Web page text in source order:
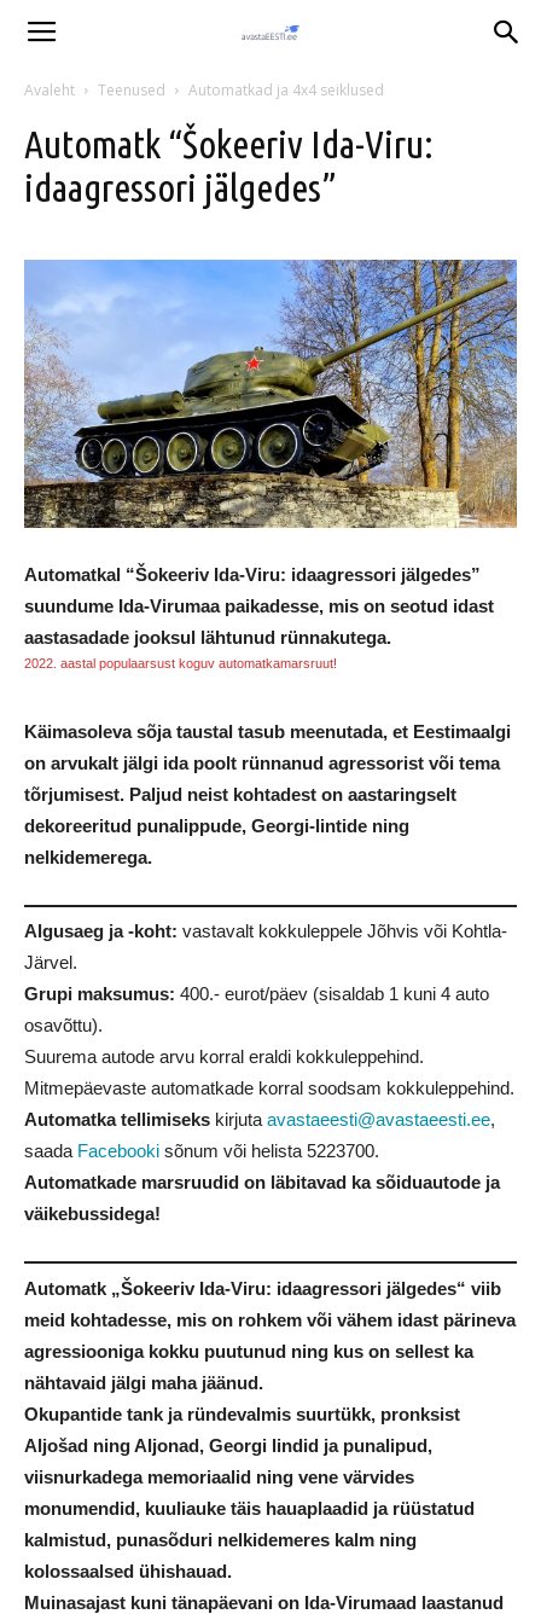
Avaleht Teenused Automatkad ja 4x4 seiklused
Automatk “Šokeeriv Ida-Viru:
idaagressori jälgedes”
Automatkal “Šokeeriv Ida-Viru: idaagressori jälgedes”
suundume Ida-Virumaa paikadesse, mis on seotud idast
aastasadade jooksul lähtunud rünnakutega.
2022. aastal populaarsust koguv automatkamarsruut!
Käimasoleva sõja taustal tasub meenutada, et Eestimaalgi
on arvukalt jälgi ida poolt rünnanud agressorist või tema
tõrjumisest. Paljud neist kohtadest on aastaringselt
dekoreeritud punalippude, Georgi-lintide ning
nelkidemerega.
Algusaeg ja -koht: vastavalt kokkuleppele Jõhvis või Kohtla-
Järvel.
Grupi maksumus: 400.- eurot/päev (sisaldab 1 kuni 4 auto
osavõttu).
Suurema autode arvu korral eraldi kokkuleppehind.
Mitmepäevaste automatkade korral soodsam kokkuleppehind.
Automatka tellimiseks kirjuta avastaeesti@avastaeesti.ee,
saada Facebooki sõnum või helista 5223700.
Automatkade marsruudid on läbitavad ka sõiduautode ja
väikebussidega!
Automatk „Šokeeriv Ida-Viru: idaagressori jälgedes“ viib
meid kohtadesse, mis on rohkem või vähem idast pärineva
agressiooniga kokku puutunud ning kus on sellest ka
nähtavaid jälgi maha jäänud.
Okupantide tank ja ründevalmis suurtükk, pronksist
Aljošad ning Aljonad, Georgi lindid ja punalipud,
viisnurkadega memoriaalid ning vene värvides
monumendid, kuuliauke täis hauaplaadid ja rüüstatud
kalmistud, punasõduri nelkidemeres kalm ning
kolossaalsed ühishauad.
Muinasajast kuni tänapäevani on Ida-Virumaad laastanud